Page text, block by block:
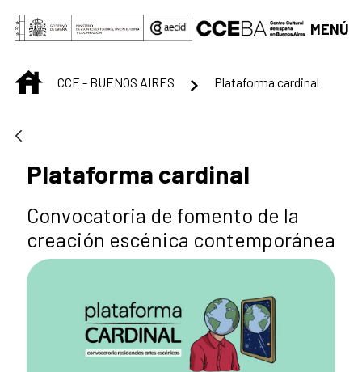
Saltar al contenido principal
MENÚ
INICIOCCE - BUENOS AIRES Plataforma cardinal
Plataforma cardinal
Convocatoria de fomento de la
creación escénica contemporánea